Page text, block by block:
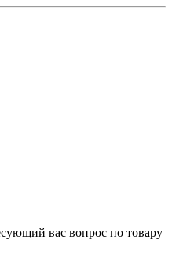
вас вопрос по товару